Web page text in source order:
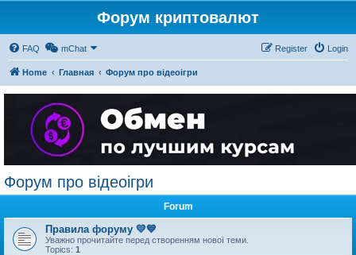
Форум криптовалют
FAQ mChat Login
Register
Home Главная Форум про відеоігри
Форум про відеоігри
Forum
Правила форуму 💛💙
Уважно прочитайте перед створенням нової теми.
Topics: 1